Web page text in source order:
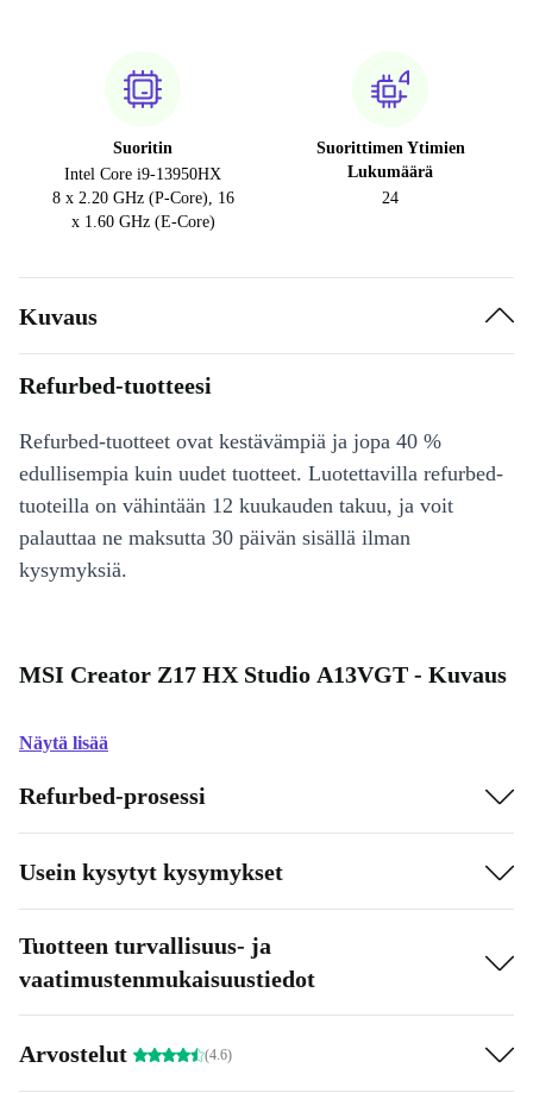
Suoritin
Intel Core i9-13950HX
8 x 2.20 GHz (P-Core), 16
x 1.60 GHz (E-Core)
Suorittimen Ytimien
Lukumäärä
24
Kuvaus
Refurbed-tuotteesi
Refurbed-tuotteet ovat kestävämpiä ja jopa 40 %
edullisempia kuin uudet tuotteet. Luotettavilla refurbed-
tuoteilla on vähintään 12 kuukauden takuu, ja voit
palauttaa ne maksutta 30 päivän sisällä ilman
kysymyksiä.
MSI Creator Z17 HX Studio A13VGT - Kuvaus
Näytä lisää
Refurbed-prosessi
Usein kysytyt kysymykset
Tuotteen turvallisuus- ja
vaatimustenmukaisuustiedot
Arvostelut (4.6)